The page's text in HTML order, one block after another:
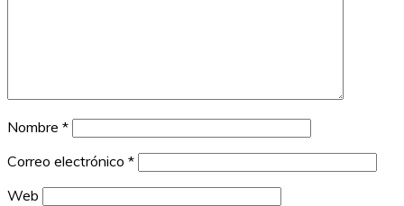
Nombre *
Correo electrónico *
Web